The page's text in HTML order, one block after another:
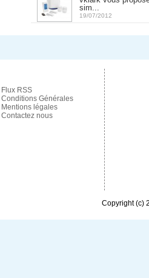
sim...
19/07/2012
Flux RSS
Conditions Générales
Mentions légales
Contactez nous
Copyright (c)